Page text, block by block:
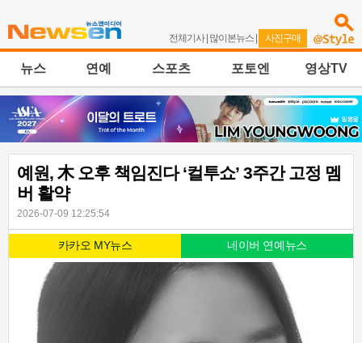
전체기사| 많이본뉴스 | 사진구매
뉴스 연예 스포츠 포토엔 영상TV
예원, 木 오후 책임진다 ‘컬투쇼’ 3주간 고정 멤
버 활약
2026-07-09 12:25:54
카카오 MY뉴스 네이버 연예뉴스